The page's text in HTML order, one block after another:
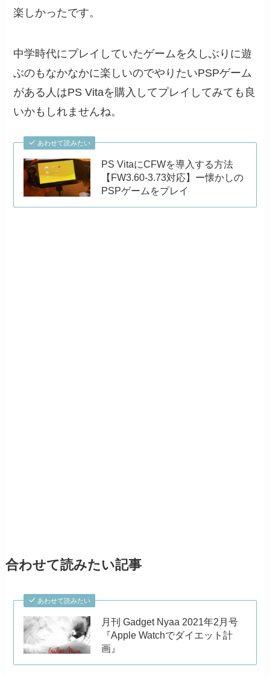
楽しかったです。
中学時代にプレイしていたゲームを久しぶりに遊
ぶのもなかなかに楽しいのでやりたいPSPゲーム
がある人はPS Vitaを購入してプレイしてみても良
いかもしれませんね。
あわせて読みたい
PS VitaにCFWを導入する方法
【FW3.60-3.73対応】ー懐かしの
PSPゲームをプレイ
合わせて読みたい記事
あわせて読みたい
月刊 Gadget Nyaa 2021年2月号
『Apple Watchでダイエット計
画』